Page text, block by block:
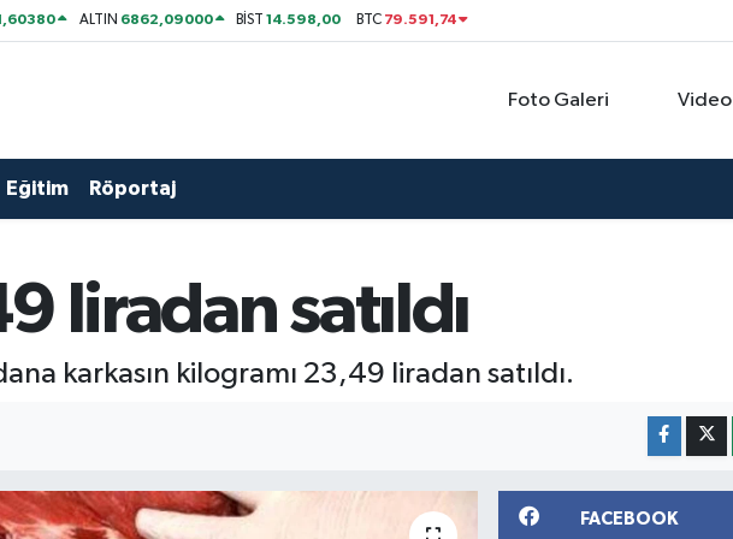
ALTIN 6862,09000 BİST14.598,00 BTC 79.591,74
Foto Galeri Video
Eğitim Röportaj
liradan satıldı
karkasın kilogramı 23,49 liradan satıldı.
FACEBOOK